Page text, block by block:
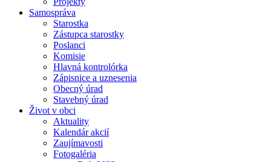
Samospráva
Starostka
Zástupca starostky
Poslanci
Komisie
Hlavná kontrolórka
Zápisnice a uznesenia
Obecný úrad
Stavebný úrad
Život v obci
Aktuality
Kalendár akcií
Zaujímavosti
Fotogaléria